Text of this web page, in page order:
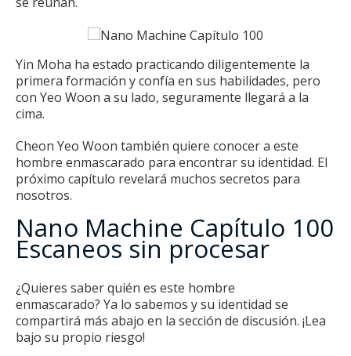
Yin Moha ha estado practicando diligentemente la
primera formación y confía en sus habilidades, pero
con Yeo Woon a su lado, seguramente llegará a la
cima.
Cheon Yeo Woon también quiere conocer a este
hombre enmascarado para encontrar su identidad. El
próximo capítulo revelará muchos secretos para
nosotros.
Nano Machine Capítulo 100
Escaneos sin procesar
¿Quieres saber quién es este hombre
enmascarado? Ya lo sabemos y su identidad se
compartirá más abajo en la sección de discusión. ¡Lea
bajo su propio riesgo!